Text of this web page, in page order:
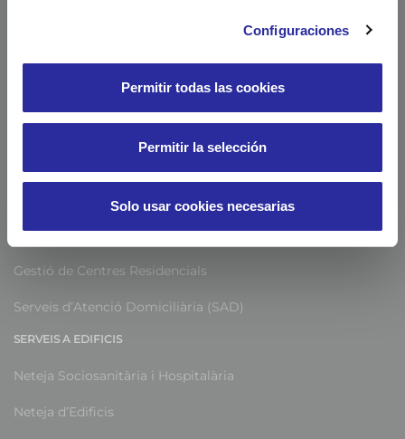
Configuraciones
Permitir todas las cookies
Permitir la selección
Solo usar cookies necesarias
SERVEIS A PERSONES
Gestió d’Escoles d’Adults
Serveis d’Atenció a les Dones
Gestió de Centres Residencials
Serveis d’Atenció Domiciliària (SAD)
SERVEIS A EDIFICIS
Neteja Sociosanitària i Hospitalària
Neteja d’Edificis